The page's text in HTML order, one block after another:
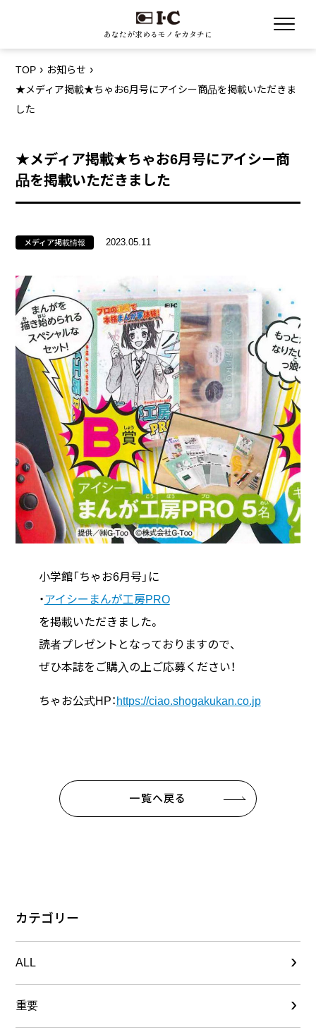
あなたが求めるモノをカタチに
TOP
お知らせ
★メディア掲載★ちゃお6月号にアイシー商品を掲載いただきま
した
カテゴリー
ALL
重要
★メディア掲載★ちゃお6月号にアイシー商
品を掲載いただきました
メディア掲載情報 2023.05.11
小学館「ちゃお6月号」に
・アイシーまんが工房PRO
を掲載いただきました。
読者プレゼントとなっておりますので、
ぜひ本誌をご購入の上ご応募ください！
ちゃお公式HP： https://ciao.shogakukan.co.jp
一覧へ戻る